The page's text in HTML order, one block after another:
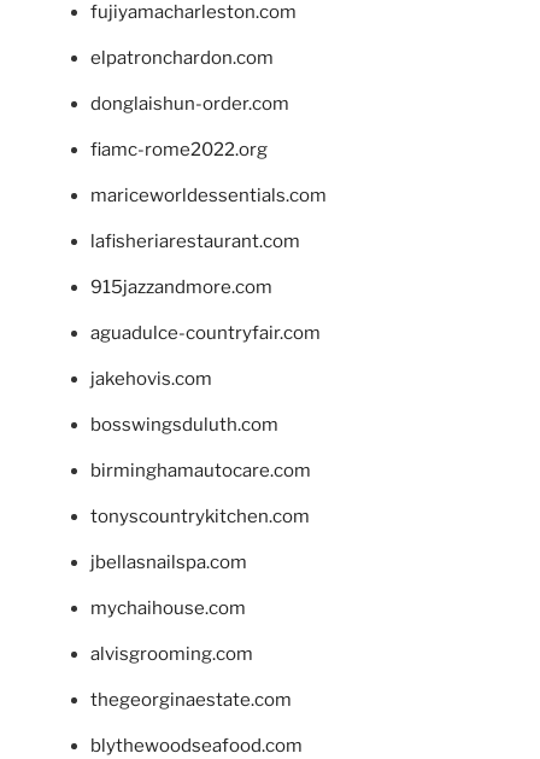
fujiyamacharleston.com
elpatronchardon.com
donglaishun-order.com
fiamc-rome2022.org
mariceworldessentials.com
lafisheriarestaurant.com
915jazzandmore.com
aguadulce-countryfair.com
jakehovis.com
bosswingsduluth.com
birminghamautocare.com
tonyscountrykitchen.com
jbellasnailspa.com
mychaihouse.com
alvisgrooming.com
thegeorginaestate.com
blythewoodseafood.com